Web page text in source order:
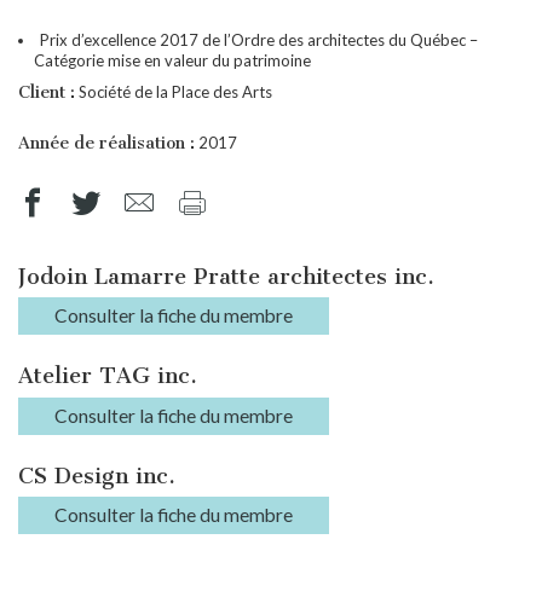
Prix d’excellence 2017 de l’Ordre des architectes du Québec –
Catégorie mise en valeur du patrimoine
Client : Société de la Place des Arts
Année de réalisation : 2017
Jodoin Lamarre Pratte architectes inc.
Consulter la fiche du membre
Atelier TAG inc.
Consulter la fiche du membre
CS Design inc.
Consulter la fiche du membre